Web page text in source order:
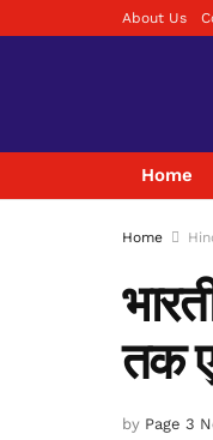
About Us
Home
Home
तक
by Page 3